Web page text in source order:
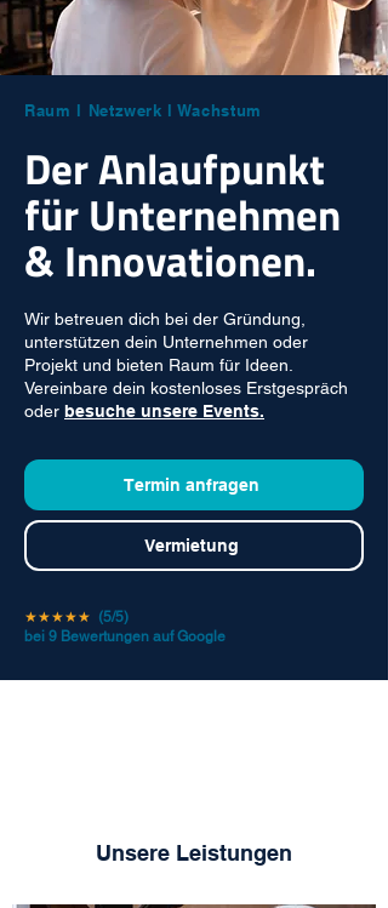
Raum l Netzwerk l Wachstum
Der Anlaufpunkt
für Unternehmen
& Innovationen.
Wir betreuen dich bei der Gründung,
unterstützen dein Unternehmen oder
Projekt und bieten Raum für Ideen.
Vereinbare dein kostenloses Erstgespräch
oder besuche unsere Events.
Termin anfragen
Vermietung
★★★★★ (5/5)
bei 9 Bewertungen auf Google
Unsere Leistungen